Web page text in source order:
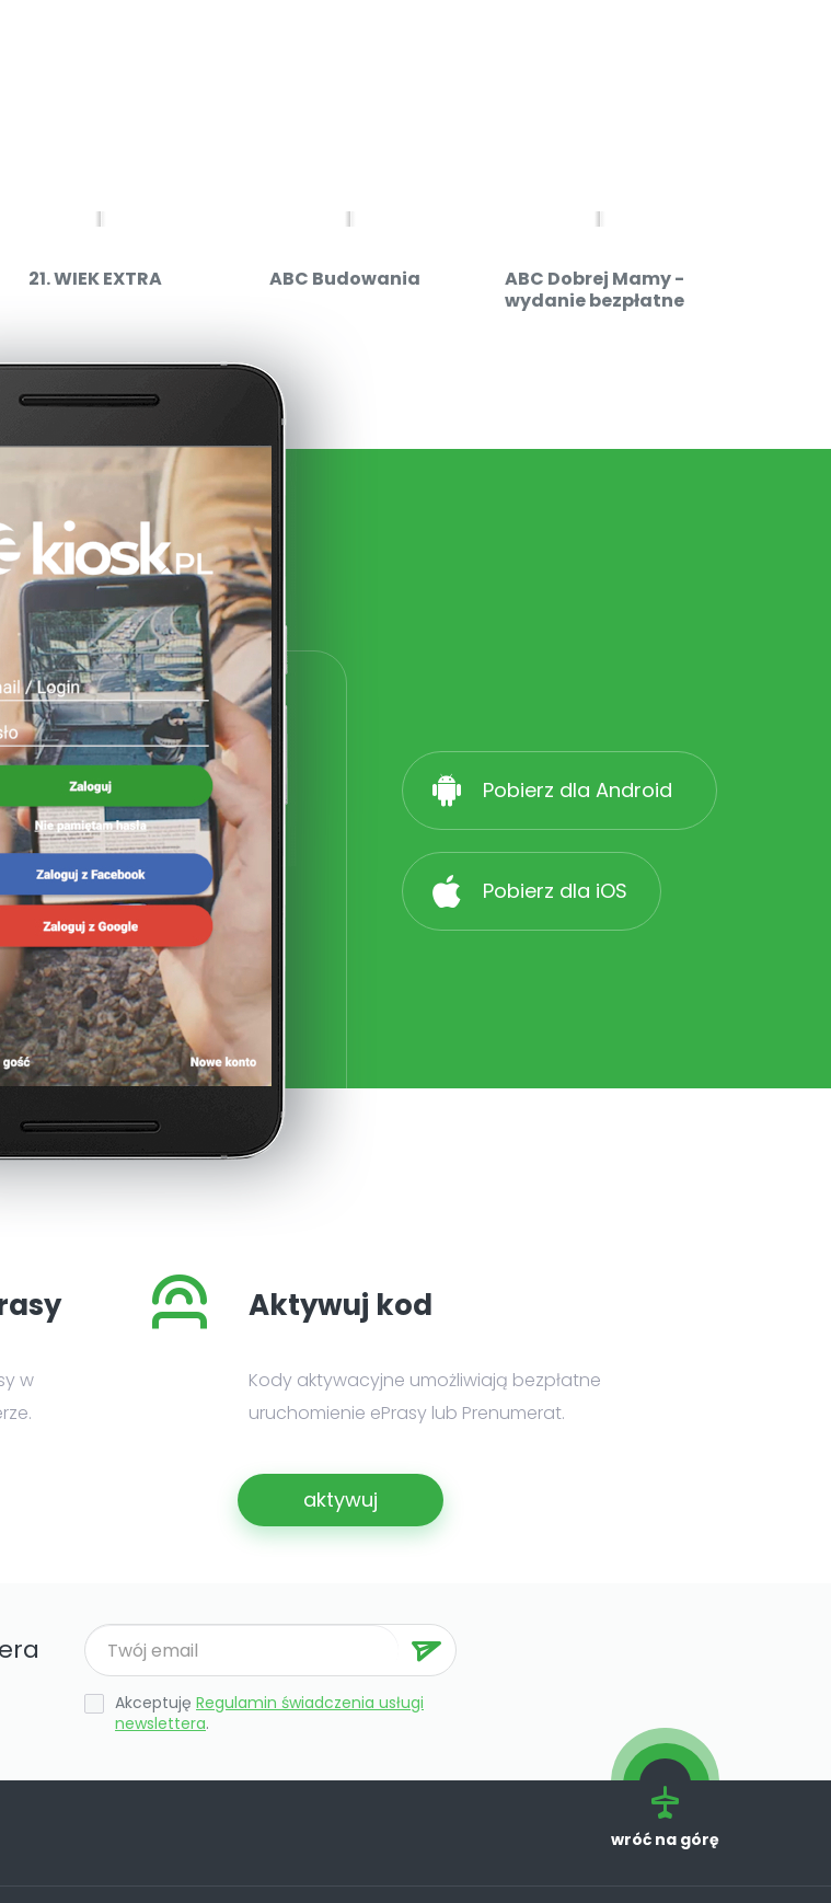
21. WIEK EXTRA ABC Budowania
ABC Dobrej Mamy -
wydanie bezpłatne
Pobierz dla Android
Pobierz dla iOS
w
Aktywuj kod
Kody aktywacyjne umożliwiają bezpłatne
uruchomienie ePrasy lub Prenumerat.
aktywuj
Akceptuję Regulamin świadczenia usługi
newslettera.
wróć na górę